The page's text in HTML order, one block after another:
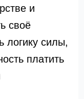
и
своё
логику силы,
платить